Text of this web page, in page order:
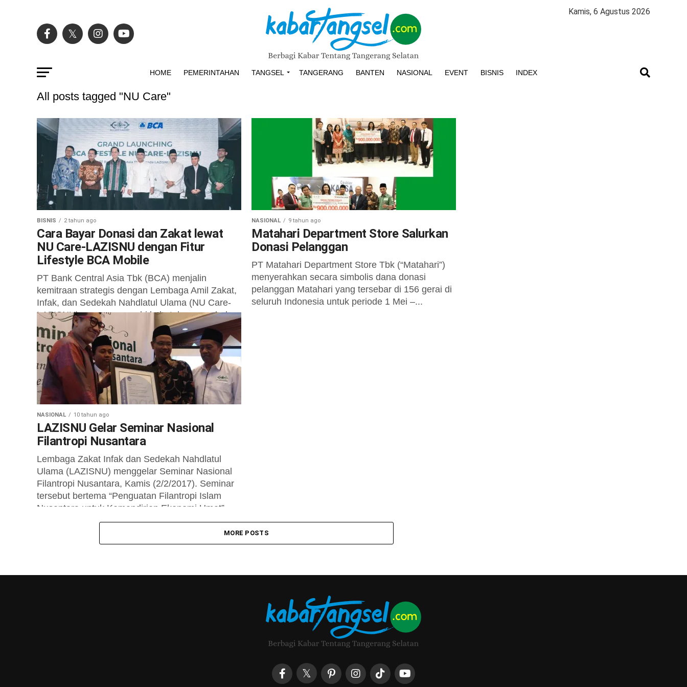
Kamis, 6 Agustus 2026
HOME PEMERINTAHAN TANGSEL TANGERANG BANTEN NASIONAL EVENT BISNIS INDEX
All posts tagged "NU Care"
BISNIS 2 tahun ago
Cara Bayar Donasi dan Zakat lewat
NU Care-LAZISNU dengan Fitur
Lifestyle BCA Mobile
PT Bank Central Asia Tbk (BCA) menjalin
kemitraan strategis dengan Lembaga Amil Zakat,
Infak, dan Sedekah Nahdlatul Ulama (NU Care-
LAZISNU) guna memenuhi kebutuhan nasabah
dalam memberikan...
NASIONAL 9 tahun ago
Matahari Department Store Salurkan
Donasi Pelanggan
PT Matahari Department Store Tbk (“Matahari”)
menyerahkan secara simbolis dana donasi
pelanggan Matahari yang tersebar di 156 gerai di
seluruh Indonesia untuk periode 1 Mei –...
NASIONAL 10 tahun ago
LAZISNU Gelar Seminar Nasional
Filantropi Nusantara
Lembaga Zakat Infak dan Sedekah Nahdlatul
Ulama (LAZISNU) menggelar Seminar Nasional
Filantropi Nusantara, Kamis (2/2/2017). Seminar
tersebut bertema “Penguatan Filantropi Islam
Nusantara untuk Kemandirian Ekonomi Umat”,...
MORE POSTS